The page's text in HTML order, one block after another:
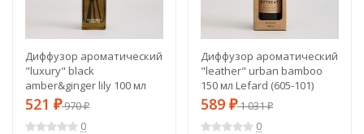
Диффузор ароматический
"luxury" black
amber&ginger lily 100 мл
Lefard (605-115)
521 ₽970₽
0
Диффузор ароматический
"leather" urban bamboo
150 мл Lefard (605-101)
589 ₽1 031₽
0